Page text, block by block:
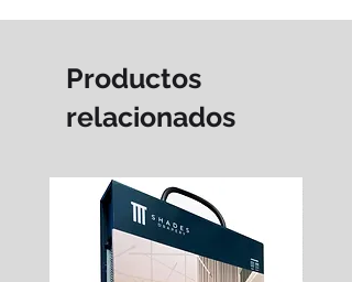
Productos
relacionados